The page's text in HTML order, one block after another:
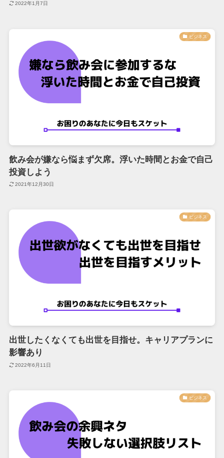
2022年1月7日
ビジネス
飲み会が嫌なら悩まず欠席。浮いた時間とお金で自己
投資しよう
2021年12月30日
ビジネス
出世したくなくても出世を目指せ。キャリアプランに
影響あり
2022年6月11日
ビジネス